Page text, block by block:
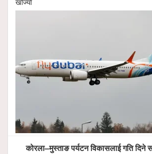
कोरला–मुस्ताङ पर्यटन विकासलाई गति दिने सरकारको प्रतिबद्धता, स्थानीय